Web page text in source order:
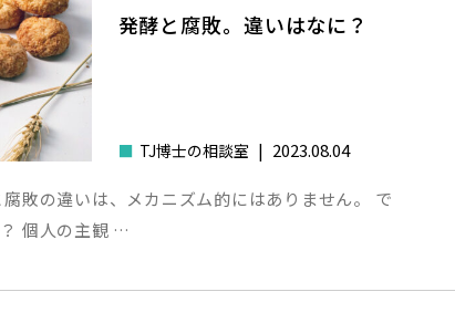
発酵と腐敗。違いはなに？
■ TJ博士の相談室 | 2023.08.04
敗の違いは、メカニズム的にはありません。 で
個人の主観 …